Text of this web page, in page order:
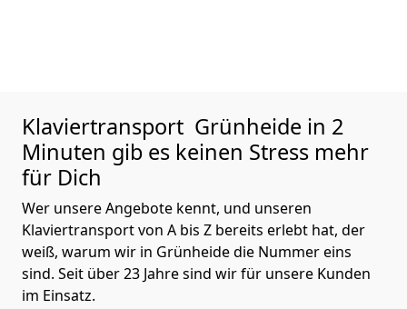
Klaviertransport Grünheide in 2
Minuten gib es keinen Stress mehr
für Dich
Wer unsere Angebote kennt, und unseren
Klaviertransport von A bis Z bereits erlebt hat, der
weiß, warum wir in Grünheide die Nummer eins
sind. Seit über 23 Jahre sind wir für unsere Kunden
im Einsatz.